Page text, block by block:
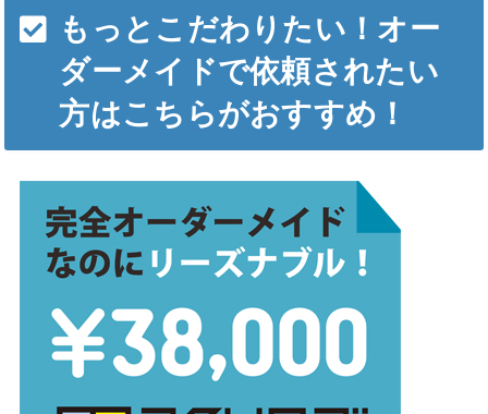
もっとこだわりたい！オー
ダーメイドで依頼されたい
方はこちらがおすすめ！